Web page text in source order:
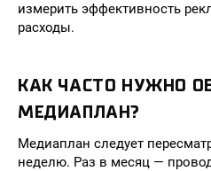
измерить эффективность
расходы.
КАК ЧАСТО НУЖНО
МЕДИАПЛАН?
Медиаплан следует
неделю. Раз в месяц —